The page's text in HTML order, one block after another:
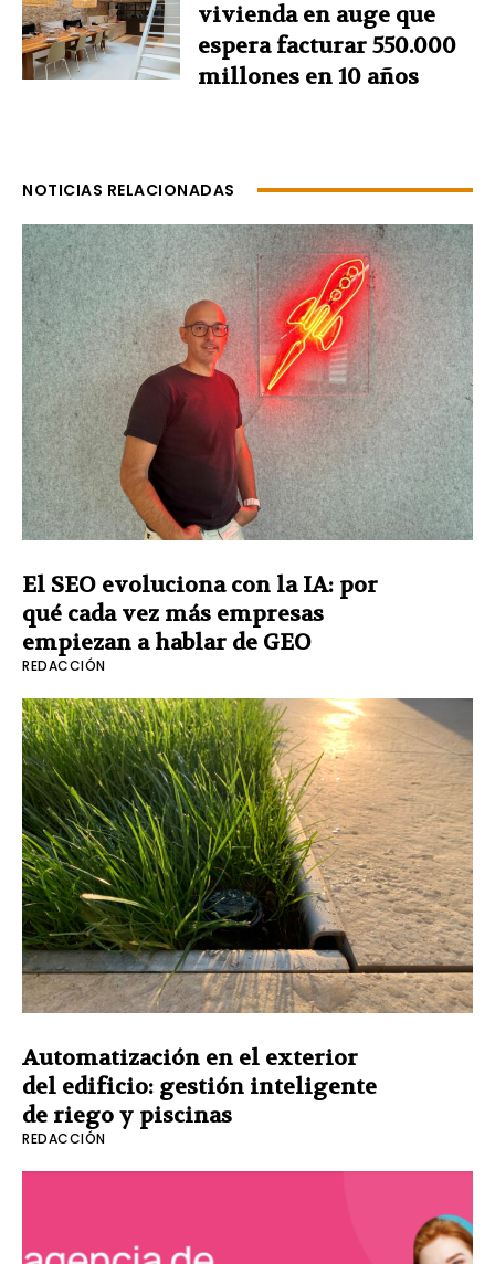
vivienda en auge que
espera facturar 550.000
millones en 10 años
NOTICIAS RELACIONADAS
El SEO evoluciona con la IA: por
qué cada vez más empresas
empiezan a hablar de GEO
REDACCIÓN
Automatización en el exterior
del edificio: gestión inteligente
de riego y piscinas
REDACCIÓN